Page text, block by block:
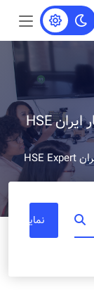
شبکه مهندسین ایمنی و بهداشت کار ایران HSE
نمایش مشاغل